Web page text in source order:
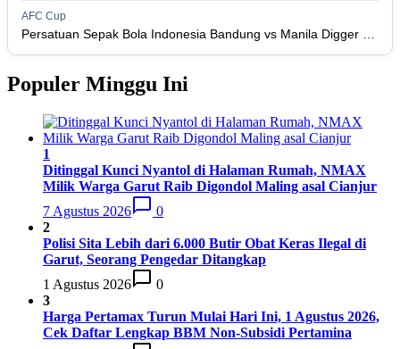
16
Persis Solo 34 8 10 16
17
Semen Padang FC 34 5 5 24
20
18
PSBS Biak
AFC Cup
Populer Minggu Ini
1
Ditinggal Kunci Nyantol di Halaman Rumah, NMAX
Milik Warga Garut Raib Digondol Maling asal Cianjur
7 Agustus 2026
0
2
Polisi Sita Lebih dari 6.000 Butir Obat Keras Ilegal di
Garut, Seorang Pengedar Ditangkap
1 Agustus 2026
0
3
Harga Pertamax Turun Mulai Hari Ini, 1 Agustus 2026,
Cek Daftar Lengkap BBM Non-Subsidi Pertamina